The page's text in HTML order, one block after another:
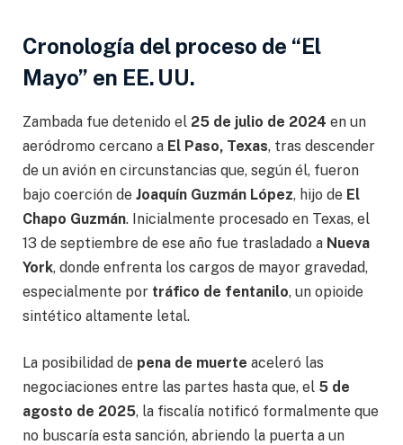
Cronología del proceso de “El
Mayo” en EE. UU.
Zambada fue detenido el 25 de julio de 2024 en un
aeródromo cercano a El Paso, Texas, tras descender
de un avión en circunstancias que, según él, fueron
bajo coerción de Joaquín Guzmán López, hijo de El
Chapo Guzmán. Inicialmente procesado en Texas, el
13 de septiembre de ese año fue trasladado a Nueva
York, donde enfrenta los cargos de mayor gravedad,
especialmente por tráfico de fentanilo, un opioide
sintético altamente letal.
La posibilidad de pena de muerte aceleró las
negociaciones entre las partes hasta que, el 5 de
agosto de 2025, la fiscalía notificó formalmente que
no buscaría esta sanción, abriendo la puerta a un